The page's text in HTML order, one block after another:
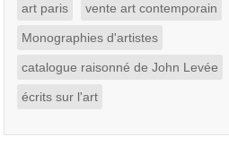
art paris vente art contemporain
Monographies d'artistes
catalogue raisonné de John Levée
écrits sur l'art